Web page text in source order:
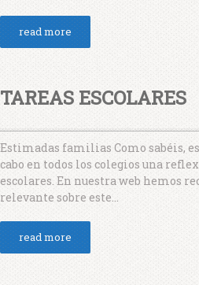
read more
TAREAS ESCOLARES
Estimadas familias Como sabéis,
cabo en todos los colegios una
escolares. En nuestra web hemos
relevante sobre este...
read more